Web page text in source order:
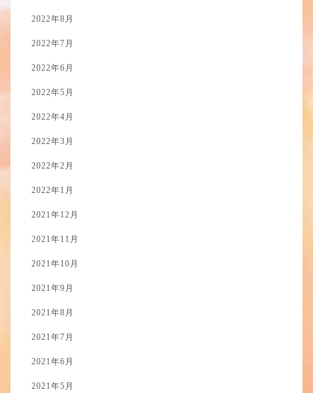
2022年8月
2022年7月
2022年6月
2022年5月
2022年4月
2022年3月
2022年2月
2022年1月
2021年12月
2021年11月
2021年10月
2021年9月
2021年8月
2021年7月
2021年6月
2021年5月